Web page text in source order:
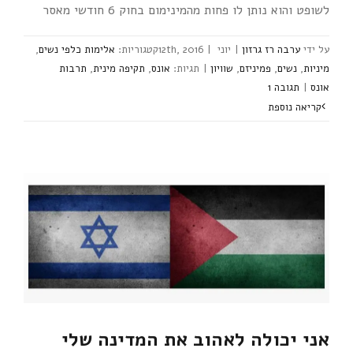
לשופט והוא נותן לו פחות מהמינימום בחוק 6 חודשי מאסר
ערבה רז גרזון יוני 12th, 2016 אלימות כלפי נשים,
מיניות, נשים, פמיניזם, שוויון אונס, תקיפה מינית, תרבות
אונס
אני יכולה לאהוב את המדינה שלי